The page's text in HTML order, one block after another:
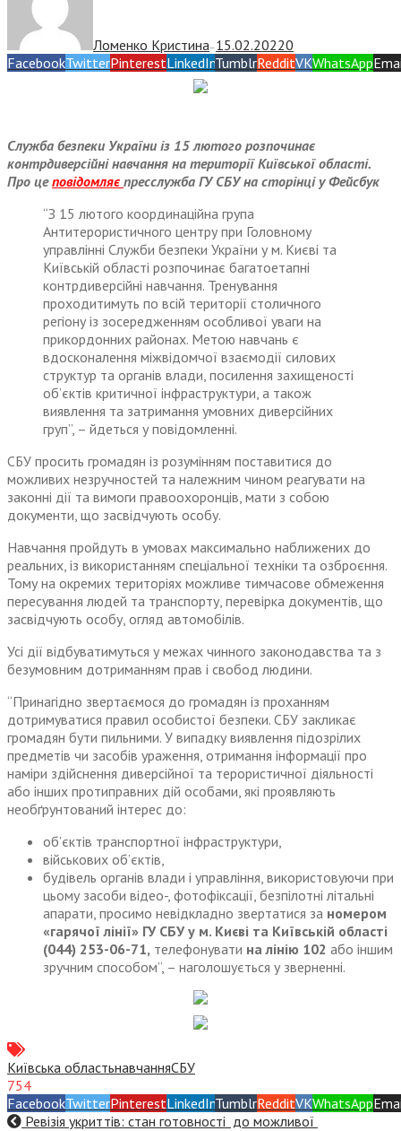
Ломенко Кристина— 15.02.20220
FacebookTwitterPinterestLinkedInTumblrRedditVKWhatsApp
Служба безпеки України із 15 лютого розпочинає
контрдиверсійні навчання на території Київської області.
Про цеповідомляє пресслужба ГУ СБУ на сторінці у Фейсбук
“З 15 лютого координаційна група
Антитерористичного центру при Головному
управлінні Служби безпеки України у м. Києві та
Київській області розпочинає багатоетапні
контрдиверсійні навчання. Тренування
проходитимуть по всій території столичного
регіону із зосередженням особливої уваги на
прикордонних районах. Метою навчань є
вдосконалення міжвідомчої взаємодії силових
структур та органів влади, посилення захищеності
об’єктів критичної інфраструктури, а також
виявлення та затримання умовних диверсійних
груп”, – йдеться у повідомленні.
СБУ просить громадян із розумінням поставитися до
можливих незручностей та належним чином реагувати на
законні дії та вимоги правоохоронців, мати з собою
документи, що засвідчують особу.
Навчання пройдуть в умовах максимально наближених до
реальних, із використанням спеціальної техніки та озброєння.
Тому на окремих територіях можливе тимчасове обмеження
пересування людей та транспорту, перевірка документів, що
засвідчують особу, огляд автомобілів.
Усі дії відбуватимуться у межах чинного законодавства та з
безумовним дотриманням прав і свобод людини.
“Принагідно звертаємося до громадян із проханням
дотримуватися правил особистої безпеки. СБУ закликає
громадян бути пильними. У випадку виявлення підозрілих
предметів чи засобів ураження, отримання інформації про
наміри здійснення диверсійної та терористичної діяльності
або інших протиправних дій особами, які проявляють
необґрунтований інтерес до:
об’єктів транспортної інфраструктури,
військових об’єктів,
будівель органів влади і управління, використовуючи при
цьому засоби відео-, фотофіксації, безпілотні літальні
апарати, просимо невідкладно звертатися за номером
«гарячої лінії» ГУ СБУ у м. Києві та Київській області
(044) 253-06-71, телефонувати на лінію 102 або іншим
зручним способом”, – наголошується у зверненні.
Київська областьнавчанняСБУ
754
FacebookTwitterPinterestLinkedInTumblrRedditVKWhatsApp
Ревізія укриттів: стан готовності до можливої